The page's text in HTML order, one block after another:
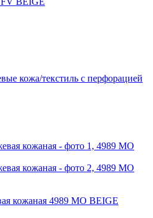
кожа/текстиль с перфорацией
кожаная 4989 MO BEIGE